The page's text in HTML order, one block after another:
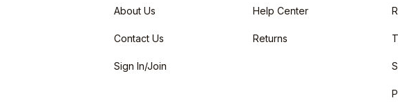
About Us
Contact Us
Sign In/Join
Help Center
Returns